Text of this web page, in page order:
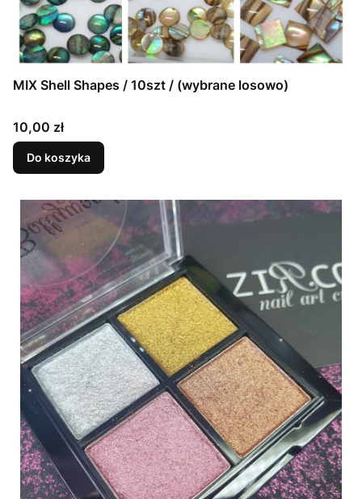
MIX Shell Shapes / 10szt / (wybrane losowo)
Cena
10,00 zł
Do koszyka